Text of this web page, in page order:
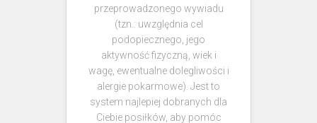
przeprowadzonego wywiadu
(tzn.: uwzględnia cel
podopiecznego, jego
aktywność fizyczną, wiek i
wagę, ewentualne dolegliwości i
alergie pokarmowe). Jest to
system najlepiej dobranych dla
Ciebie posiłków, aby pomóc